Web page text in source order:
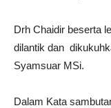
Drh Chaidir beserta
dilantik dan
Syamsuar MSi.
Dalam Kata